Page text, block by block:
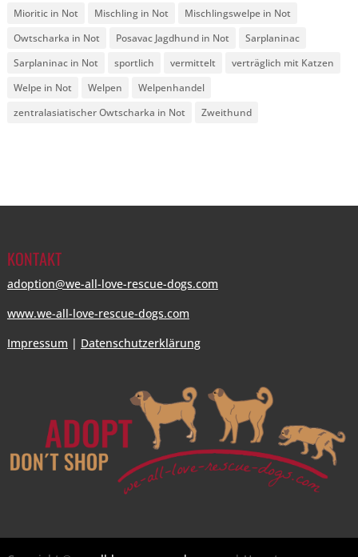
Mioritic in Not
Mischling in Not
Mischlingswelpe in Not
Owtscharka in Not
Posavac Jagdhund in Not
Sarplaninac
Sarplaninac in Not
sportlich vermittelt
verträglich mit Katzen
Welpe in Not
Welpen
Welpenhandel
zentralasiatischer Owtscharka in Not
Zweithund
KONTAKT
adoption@we-all-love-rescue-dogs.com
www.we-all-love-rescue-dogs.com
Impressum | Datenschutzerklärung